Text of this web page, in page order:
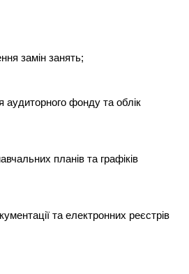
замін занять;
аудиторного фонду та облік
планів та графіків
та електронних реєстрів